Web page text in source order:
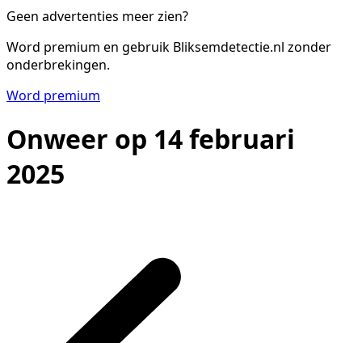
Geen advertenties meer zien?
Word premium en gebruik Bliksemdetectie.nl zonder
onderbrekingen.
Word premium
Onweer op 14 februari
2025